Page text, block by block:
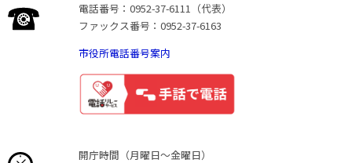
電話番号：0952-37-6111（代表）
ファックス番号：0952-37-6163
市役所電話番号案内
開庁時間（月曜日〜金曜日）